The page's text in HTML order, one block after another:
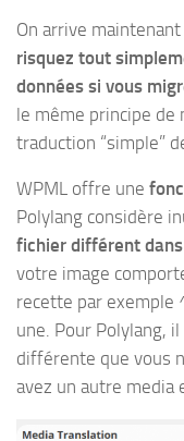
On arrive
risquez tout
données si vous
le même principe
traduction “simple”
WPML offre une
Polylang considère
fichier différent
votre image
recette par exemple
une. Pour Polylang,
différente que vous
avez un autre media